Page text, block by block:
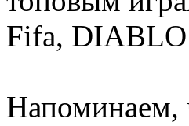
Fifa,
Напоминаем,